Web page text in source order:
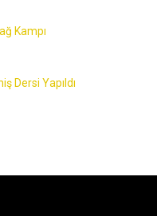
Kampı
Dersi Yapıldı